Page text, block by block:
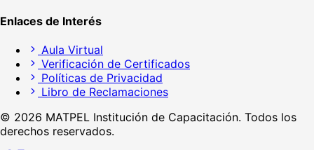
Enlaces de Interés
Aula Virtual
Verificación de Certificados
Políticas de Privacidad
Libro de Reclamaciones
© 2026 MATPEL Institución de Capacitación. Todos los
derechos reservados.